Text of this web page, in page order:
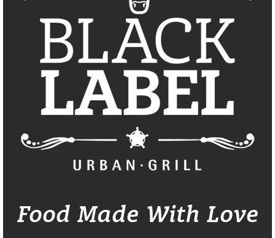
Food Made With Love